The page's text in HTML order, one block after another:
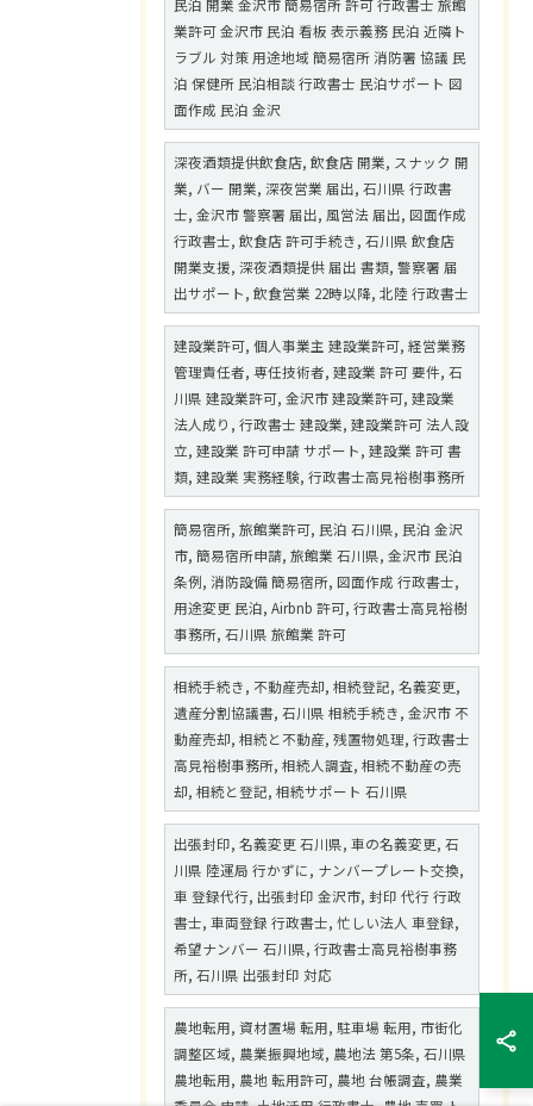
民泊 開業 金沢市 簡易宿所 許可 行政書士 旅館
業許可 金沢市 民泊 看板 表示義務 民泊 近隣ト
ラブル 対策 用途地域 簡易宿所 消防署 協議 民
泊 保健所 民泊相談 行政書士 民泊サポート 図
面作成 民泊 金沢
深夜酒類提供飲食店, 飲食店 開業, スナック 開
業, バー 開業, 深夜営業 届出, 石川県 行政書
士, 金沢市 警察署 届出, 風営法 届出, 図面作成
行政書士, 飲食店 許可手続き, 石川県 飲食店
開業支援, 深夜酒類提供 届出 書類, 警察署 届
出サポート, 飲食営業 22時以降, 北陸 行政書士
建設業許可, 個人事業主 建設業許可, 経営業務
管理責任者, 専任技術者, 建設業 許可 要件, 石
川県 建設業許可, 金沢市 建設業許可, 建設業
法人成り, 行政書士 建設業, 建設業許可 法人設
立, 建設業 許可申請 サポート, 建設業 許可 書
類, 建設業 実務経験, 行政書士高見裕樹事務所
簡易宿所, 旅館業許可, 民泊 石川県, 民泊 金沢
市, 簡易宿所申請, 旅館業 石川県, 金沢市 民泊
条例, 消防設備 簡易宿所, 図面作成 行政書士,
用途変更 民泊, Airbnb 許可, 行政書士高見裕樹
事務所, 石川県 旅館業 許可
相続手続き, 不動産売却, 相続登記, 名義変更,
遺産分割協議書, 石川県 相続手続き, 金沢市 不
動産売却, 相続と不動産, 残置物処理, 行政書士
高見裕樹事務所, 相続人調査, 相続不動産の売
却, 相続と登記, 相続サポート 石川県
出張封印, 名義変更 石川県, 車の名義変更, 石
川県 陸運局 行かずに, ナンバープレート交換,
車 登録代行, 出張封印 金沢市, 封印 代行 行政
書士, 車両登録 行政書士, 忙しい法人 車登録,
希望ナンバー 石川県, 行政書士高見裕樹事務
所, 石川県 出張封印 対応
農地転用, 資材置場 転用, 駐車場 転用, 市街化
調整区域, 農業振興地域, 農地法 第5条, 石川県
農地転用, 農地 転用許可, 農地 台帳調査, 農業